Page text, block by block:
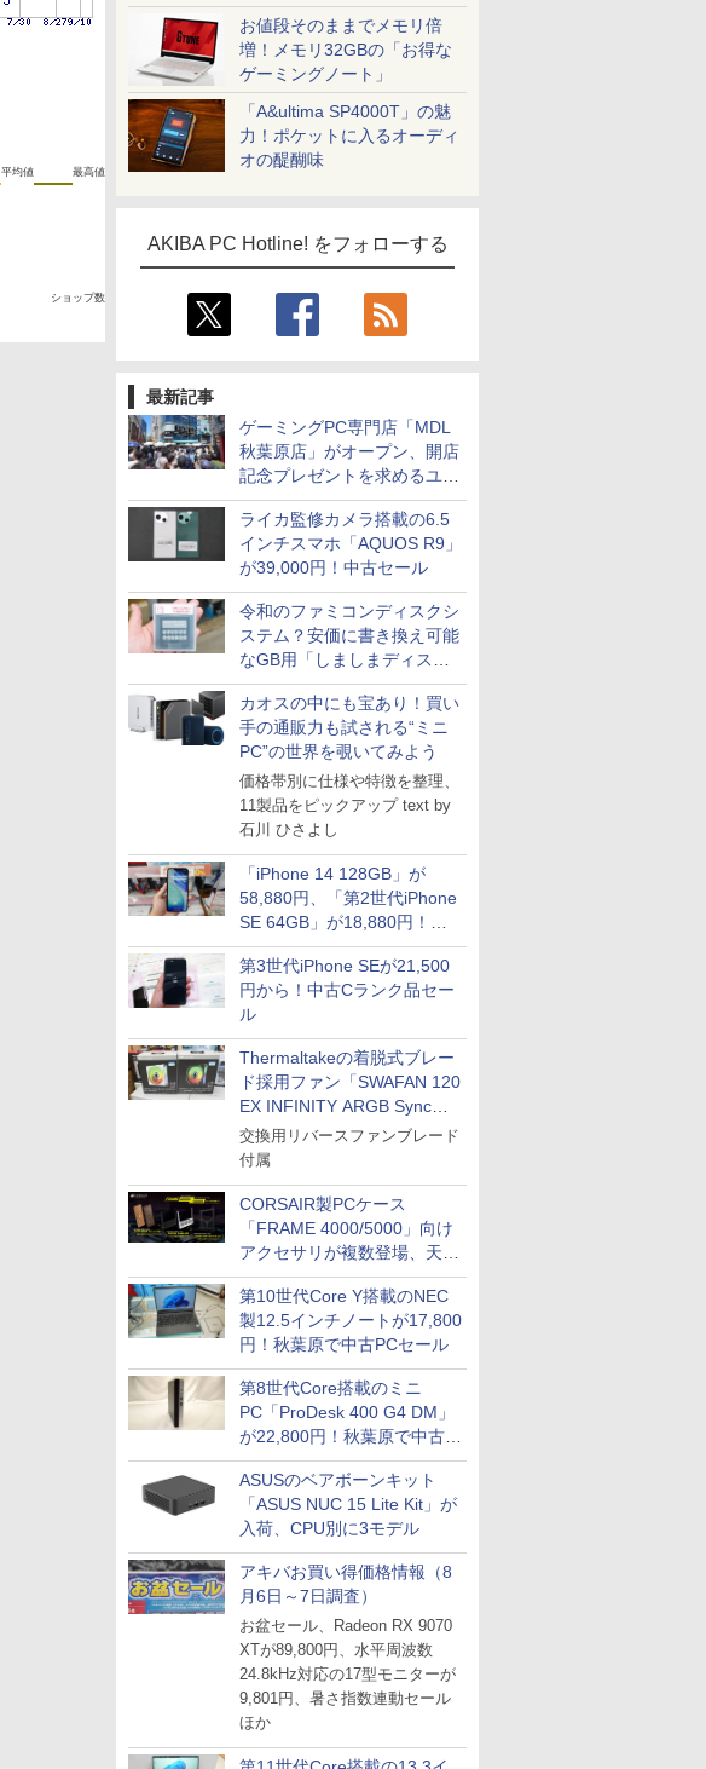
お値段そのままでメモリ倍
増！メモリ32GBの「お得な
ゲーミングノート」
「A&ultima SP4000T」の魅
力！ポケットに入るオーディ
オの醍醐味
AKIBA PC Hotline! をフォローする
最新記事
ゲーミングPC専門店「MDL
秋葉原店」がオープン、開店
記念プレゼントを求めるユー
ザーが押し寄せ長蛇の列に
ライカ監修カメラ搭載の6.5
インチスマホ「AQUOS R9」
が39,000円！中古セール
令和のファミコンディスクシ
ステム？安価に書き換え可能
なGB用「しましまディスク
システム」
カオスの中にも宝あり！買い
手の通販力も試される“ミニ
PC”の世界を覗いてみよう
価格帯別に仕様や特徴を整理、
11製品をピックアップ text by
石川 ひさよし
「iPhone 14 128GB」が
58,880円、「第2世代iPhone
SE 64GB」が18,880円！中
古Bランク品セール
第3世代iPhone SEが21,500
円から！中古Cランク品セー
ル
Thermaltakeの着脱式ブレー
ド採用ファン「SWAFAN 120
EX INFINITY ARGB Sync」
に単品パッケージ
交換用リバースファンブレード
付属
CORSAIR製PCケース
「FRAME 4000/5000」向け
アクセサリが複数登場、天然
木製パネルや背面コネクタ対
応トレイなど
第10世代Core Y搭載のNEC
製12.5インチノートが17,800
円！秋葉原で中古PCセール
第8世代Core搭載のミニ
PC「ProDesk 400 G4 DM」
が22,800円！秋葉原で中古
PCセール
ASUSのベアボーンキット
「ASUS NUC 15 Lite Kit」が
入荷、CPU別に3モデル
アキバお買い得価格情報（8
月6日～7日調査）
お盆セール、Radeon RX 9070
XTが89,800円、水平周波数
24.8kHz対応の17型モニターが
9,801円、暑さ指数連動セール
ほか
平均値 最高値
ショップ数